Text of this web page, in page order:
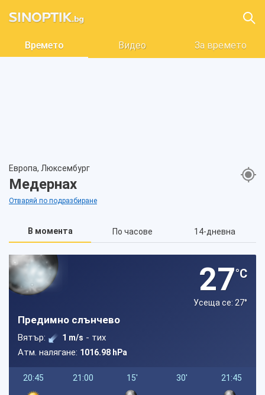
Времето Видео За времето
Европа, Люксембург
Медернах
Отваряй по подразбиране
В момента По часове 14-дневна
27°C
Усеща се: 27°
Предимно слънчево
Вятър: 1 m/s - тих
Атм. налягане: 1016.98 hPa
20:45 21:00 15' 30' 21:45